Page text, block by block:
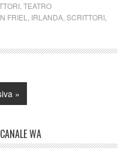
, TEATRO
FRIEL IRLANDA, SCRITTORI,
»
WA